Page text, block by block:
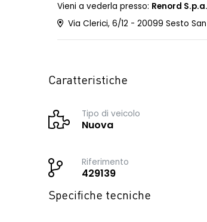
Vieni a vederla presso: Renord S.p.a.
Via Clerici, 6/12 - 20099 Sesto
Caratteristiche
Tipo di veicolo
Nuova
Riferimento
429139
Specifiche tecniche